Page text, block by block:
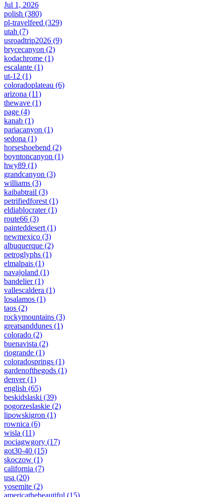
Jul 1, 2026
polish (380)
pl-travelfeed (329)
utah (7)
usroadtrip2026 (9)
brycecanyon (2)
kodachrome (1)
escalante (1)
ut-12 (1)
coloradoplateau (6)
arizona (11)
thewave (1)
page (4)
kanab (1)
pariacanyon (1)
sedona (1)
horseshoebend (2)
boyntoncanyon (1)
hwy89 (1)
grandcanyon (3)
williams (3)
kaibabtrail (3)
petrifiedforest (1)
eldiablocrater(1)
route66 (3)
painteddesert (1)
newmexico (3)
albuquerque (2)
petroglyphs (1)
elmalpais (1)
navajoland (1)
bandelier(1)
vallescaldera (1)
losalamos (1)
taos (2)
rockymountains (3)
greatsanddunes (1)
colorado (2)
buenavista (2)
riogrande (1)
coloradosprings (1)
gardenofthegods (1)
denver(1)
english (65)
beskidslaski (39)
pogorzeslaskie (2)
lipowskigron (1)
rownica (6)
wisla (11)
pociagwgory (17)
got30-40 (15)
skoczow (1)
california (7)
usa (20)
yosemite (2)
americathebeautiful (15)